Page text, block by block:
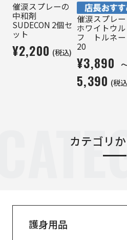
催涙スプレーの
中和剤
SUDECON 2個セ
ット
¥2,200 (税込)
催涙スプレ
ホワイトウル
フ トルネー
20
¥3,890
5,390 (税
カテゴリ
護身用品